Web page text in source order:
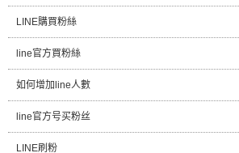
LINE購買粉絲
line官方買粉絲
如何增加line人數
line官方号买粉丝
LINE刷粉